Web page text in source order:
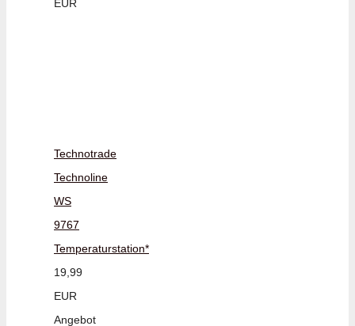
EUR
Technotrade
Technoline
WS
9767
Temperaturstation*
19,99
EUR
Angebot